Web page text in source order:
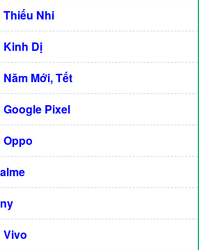
Thiếu Nhi
Kinh Dị
Mới, Tết
Pixel
Oppo
Vivo